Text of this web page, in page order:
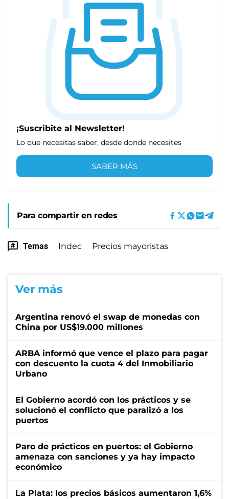
¡Suscribite al Newsletter!
Lo que necesitas saber, desde donde necesites
SABER MÁS
Para compartir en redes
Temas Indec Precios mayoristas
Ver más
Argentina renovó el swap de monedas con
China por US$19.000 millones
ARBA informó que vence el plazo para pagar
con descuento la cuota 4 del Inmobiliario
Urbano
El Gobierno acordó con los prácticos y se
solucionó el conflicto que paralizó a los
puertos
Paro de prácticos en puertos: el Gobierno
amenaza con sanciones y ya hay impacto
económico
La Plata: los precios básicos aumentaron 1,6%